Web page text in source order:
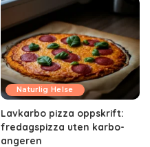
Naturlig Helse
Lavkarbo pizza oppskrift:
fredagspizza uten karbo-
angeren